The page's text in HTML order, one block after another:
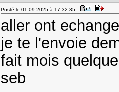
Posté le 01-09-2025 à 17:32:35
aller ont
je te l'envoie
fait mois
seb